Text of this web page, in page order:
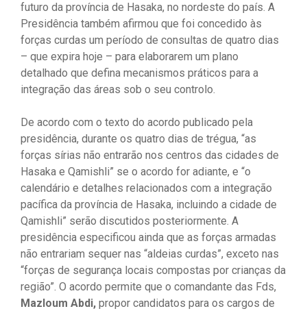
futuro da província de Hasaka, no nordeste do país. A
Presidência também afirmou que foi concedido às
forças curdas um período de consultas de quatro dias
– que expira hoje – para elaborarem um plano
detalhado que defina mecanismos práticos para a
integração das áreas sob o seu controlo.
De acordo com o texto do acordo publicado pela
presidência, durante os quatro dias de trégua, “as
forças sírias não entrarão nos centros das cidades de
Hasaka e Qamishli” se o acordo for adiante, e “o
calendário e detalhes relacionados com a integração
pacífica da província de Hasaka, incluindo a cidade de
Qamishli” serão discutidos posteriormente. A
presidência especificou ainda que as forças armadas
não entrariam sequer nas “aldeias curdas”, exceto nas
“forças de segurança locais compostas por crianças da
região”. O acordo permite que o comandante das Fds,
Mazloum Abdi, propor candidatos para os cargos de